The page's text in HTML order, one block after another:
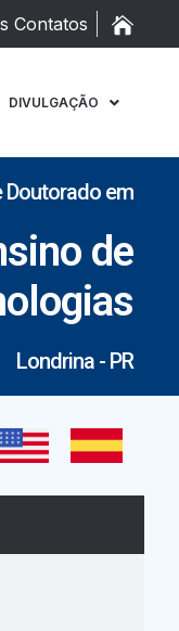
Contatos
DIVULGAÇÃO
Doutorado em
de
Londrina - PR